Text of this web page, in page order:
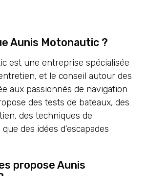
Aunis Motonautic ?
est une entreprise spécialisée
et le conseil autour des
aux passionnés de navigation
des tests de bateaux, des
des techniques de
des idées d’escapades
propose Aunis